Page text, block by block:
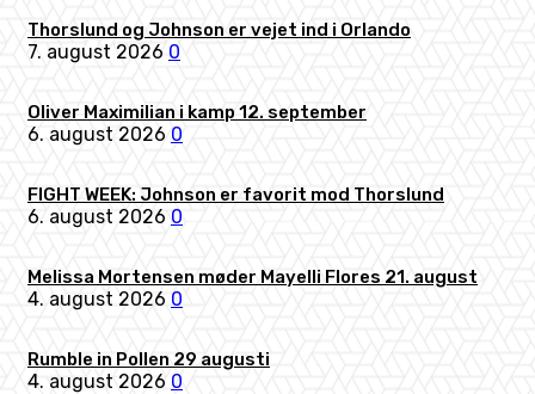
Thorslund og Johnson er vejet ind i Orlando
7. august 2026 0
Oliver Maximilian i kamp 12. september
6. august 2026 0
FIGHT WEEK: Johnson er favorit mod Thorslund
6. august 2026 0
Melissa Mortensen møder Mayelli Flores 21. august
4. august 2026 0
Rumble in Pollen 29 augusti
4. august 2026 0